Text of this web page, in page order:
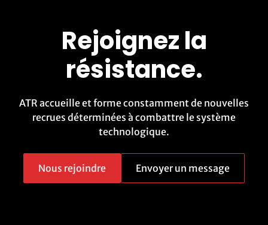
Rejoignez la
résistance.
ATR accueille et forme constamment de nouvelles
recrues déterminées à combattre le système
technologique.
Nous rejoindre Envoyer un message